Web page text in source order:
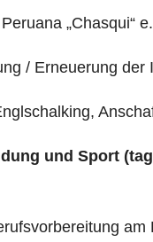
„Chasqui“
/ Erneuerung
und Sport